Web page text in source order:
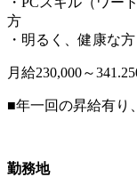
方
・明るく、健康な方
月給230,000～
■年一回の昇給有り
勤務地